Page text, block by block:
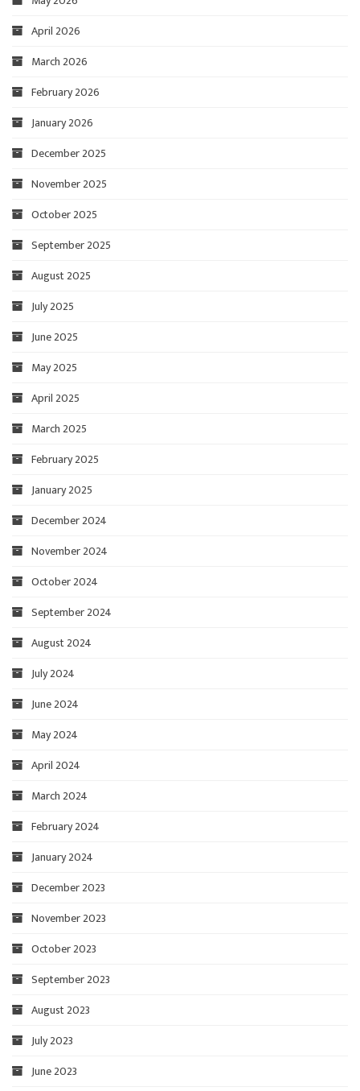
April 2026
March 2026
February 2026
January 2026
December 2025
November 2025
October 2025
September 2025
August 2025
July 2025
June 2025
May 2025
April 2025
March 2025
February 2025
January 2025
December 2024
November 2024
October 2024
September 2024
August 2024
July 2024
June 2024
May 2024
April 2024
March 2024
February 2024
January 2024
December 2023
November 2023
October 2023
September 2023
August 2023
July 2023
June 2023